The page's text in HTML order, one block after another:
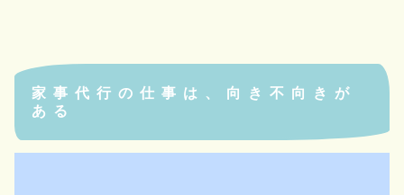
家事代行の仕事は、向き不向きが
ある